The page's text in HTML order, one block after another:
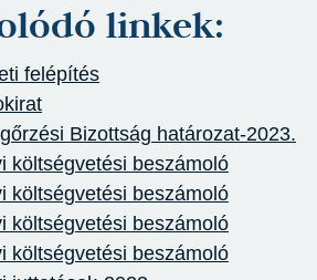
linkek:
felépítés
Bizottság határozat-2023.
költségvetési beszámoló
költségvetési beszámoló
költségvetési beszámoló
költségvetési beszámoló